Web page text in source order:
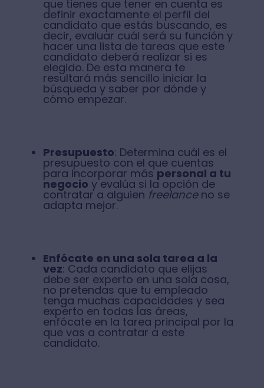
que tienes que tener en cuenta es
definir exactamente el perfil del
candidato que estás buscando, es
decir, evaluar cuál será su función y
hacer una lista de tareas que este
candidato deberá realizar si es
elegido. De esta manera te
resultará más sencillo iniciar la
búsqueda y saber por dónde y
cómo empezar.
Presupuesto: Determina cuál es el
presupuesto con el que cuentas
para incorporar más personal a tu
negocio y evalúa si la opción de
contratar a alguien freelanceno se
adapta mejor.
Enfócate en una sola tarea a la
vez: Cada candidato que elijas
debe ser experto en una sola cosa,
no pretendas que tu empleado
tenga muchas capacidades y sea
experto en todas las áreas,
enfócate en la tarea principal por la
que vas a contratar a este
candidato.